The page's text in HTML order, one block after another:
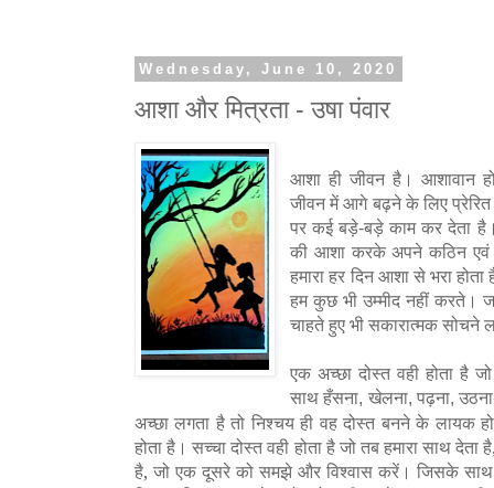
Wednesday, June 10, 2020
आशा और मित्रता - उषा पंवार
आशा ही जीवन है। आशावान
जीवनमेंआगे बढ़ने केलिएप्रेरित
पर कई बड़े-बड़े काम कर देता
की आशा करके अपने कठिन एवं
हमाराहर दिन आशासेभराहोता
हम कुछ भी उम्मीद नहीं करते।
चाहतेहुएभी सकारात्मकसोचने
एक अच्छा दोस्त वही होता है जो
साथ हँसना, खेलना,पढ़ना,उठना
अच्छा लगता है तो निश्चय ही वह दोस्त बनने के लायक
होताहै। सच्चादोस्तवही होता हैजोतबहमारासाथदेता
है, जो एक दूसरे को समझे और विश्वास करें। जिसके साथ